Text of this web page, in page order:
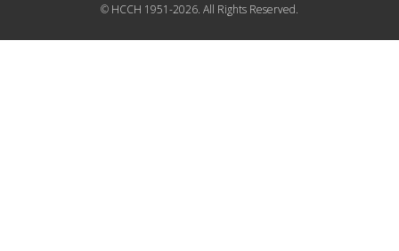
© HCCH 1951-2026. All Rights Reserved.